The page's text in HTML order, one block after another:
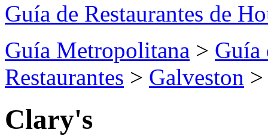
Guía de Restaurantes de
Guía Metropolitana > Guía
Restaurantes > Galveston
Clary's